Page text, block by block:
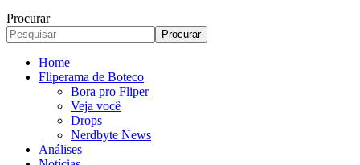
Procurar
Home
Fliperama de Boteco
Bora pro Fliper
Veja você
Drops
Nerdbyte News
Análises